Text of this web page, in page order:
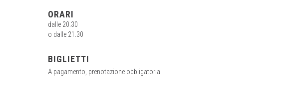
ORARI
dalle 20.30
o dalle 21.30
BIGLIETTI
A pagamento, prenotazione obbligatoria